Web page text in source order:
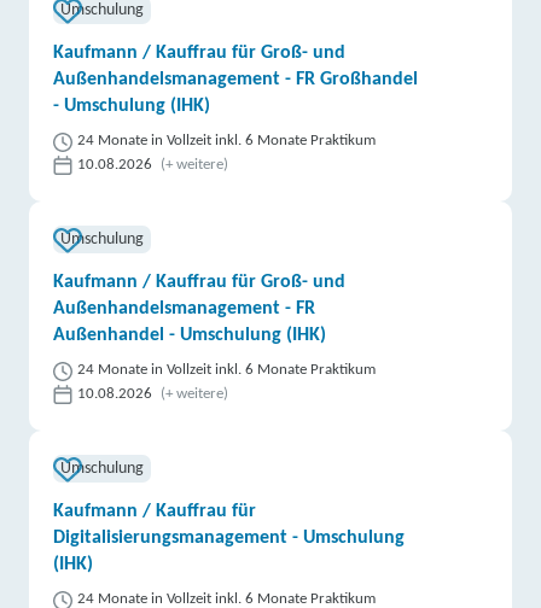
Umschulung
Kaufmann / Kauffrau für Groß- und
Außenhandelsmanagement - FR Großhandel
- Umschulung (IHK)
24 Monate in Vollzeit inkl. 6 Monate Praktikum
10.08.2026
(+ weitere)
Umschulung
Kaufmann / Kauffrau für Groß- und
Außenhandelsmanagement - FR
Außenhandel - Umschulung (IHK)
24 Monate in Vollzeit inkl. 6 Monate Praktikum
10.08.2026
(+ weitere)
Umschulung
Kaufmann / Kauffrau für
Digitalisierungsmanagement - Umschulung
(IHK)
24 Monate in Vollzeit inkl. 6 Monate Praktikum